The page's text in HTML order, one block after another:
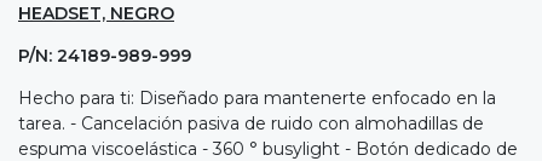
HEADSET, NEGRO
P/N: 24189-989-999
Hecho para ti: Diseñado para mantenerte enfocado en la
tarea. - Cancelación pasiva de ruido con almohadillas de
espuma viscoelástica - 360 ° busylight - Botón dedicado de